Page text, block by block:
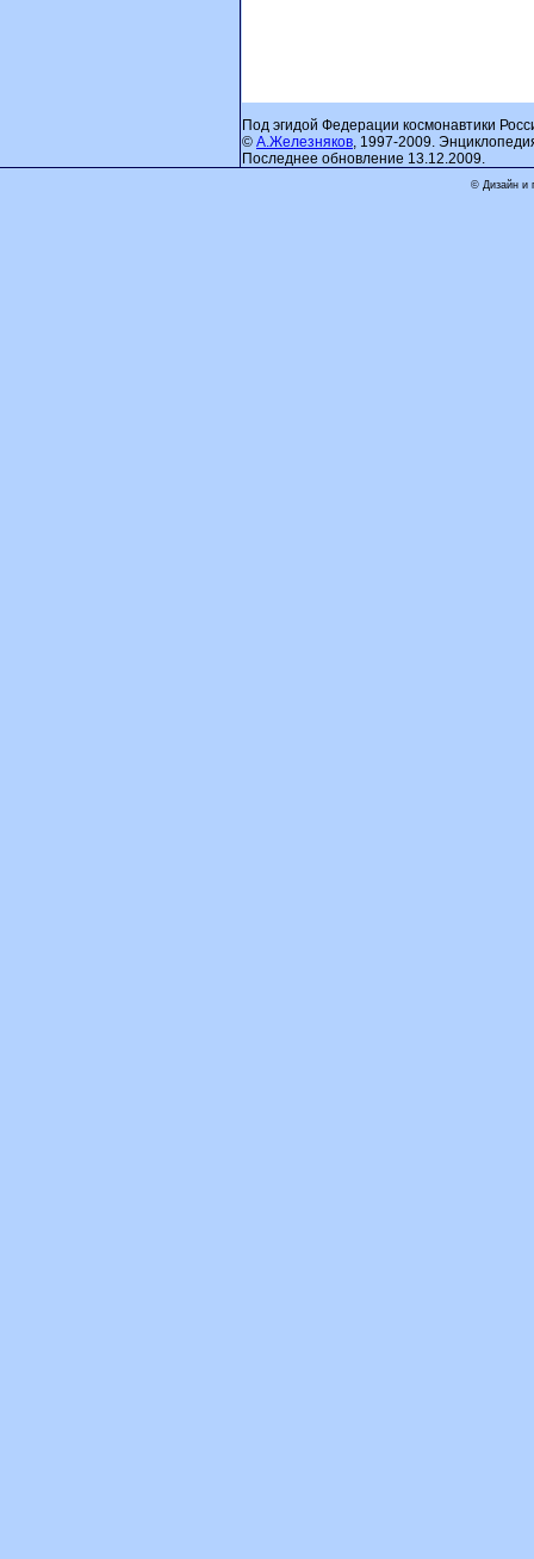
Под эгидой Федерации космонавтики
© А.Железняков, 1997-2009.
Последнее обновление 13.12.2009.
© Дизайн и